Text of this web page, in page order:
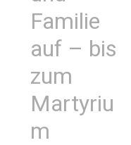
Familie
auf – bis
zum
Martyriu
m